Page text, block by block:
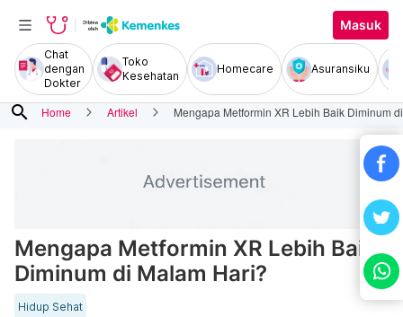
Masuk
Chat
dengan
Dokter
Toko
Kesehatan
Homecare Asuransiku
search Home Artikel Mengapa Metformin XR Lebih Baik Diminum
Mengapa Metformin XR Lebih Baik
Diminum di Malam Hari?
Hidup Sehat